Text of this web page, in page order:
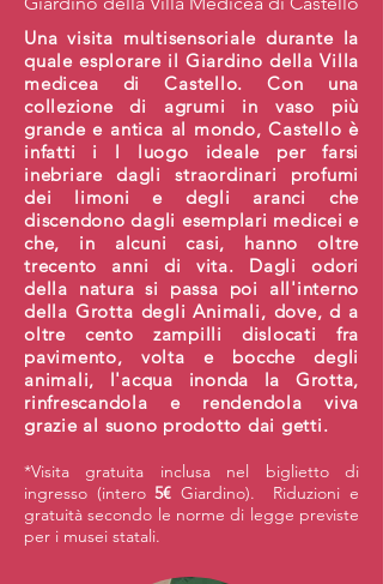
Una visita multisensoriale durante la
quale esplorare il Giardino della Villa
medicea di Castello. Con una
collezione di agrumi in vaso più
grande e antica al mondo, Castello è
infatti i l luogo ideale per farsi
inebriare dagli straordinari profumi
dei limoni e degli aranci che
discendono dagli esemplari medicei e
che, in alcuni casi, hanno oltre
trecento anni di vita. Dagli odori
della natura si passa poi all'interno
della Grotta degli Animali, dove, d a
oltre cento zampilli dislocati fra
pavimento, volta e bocche degli
animali, l'acqua inonda la Grotta,
rinfrescandola e rendendola viva
grazie al suono prodotto dai getti.
*Visita gratuita inclusa nel biglietto di
ingresso (intero5€ Giardino). Riduzioni e
gratuità secondo le norme di legge previste
per i musei statali.